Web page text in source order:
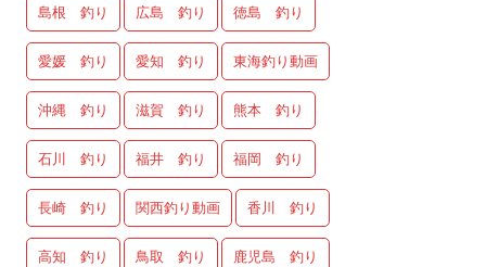
島根 釣り 広島 釣り 徳島 釣り
愛媛 釣り 愛知 釣り 東海釣り動画
沖縄 釣り 滋賀 釣り 熊本 釣り
石川 釣り 福井 釣り 福岡 釣り
長崎 釣り 関西釣り動画 香川 釣り
高知 釣り 鳥取 釣り 鹿児島 釣り